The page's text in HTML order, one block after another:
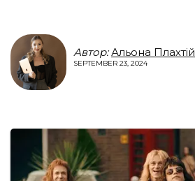
Автор: Альона Плахтій
SEPTEMBER 23, 2024